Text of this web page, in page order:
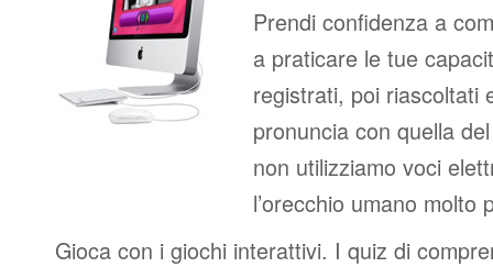
Prendi confidenza a
a praticare le tue
registrati, poi riascoltati
pronuncia con quella
non utilizziamo voci
l’orecchio umano molto
Gioca con i giochi interattivi. I quiz di